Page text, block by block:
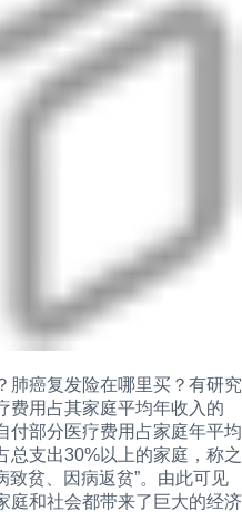
肺癌复发险在哪里买？有研究
费用占其家庭平均年收入的
付部分医疗费用占家庭年平均
总支出30%以上的家庭，称之
致贫、因病返贫”。由此可见
庭和社会都带来了巨大的经济